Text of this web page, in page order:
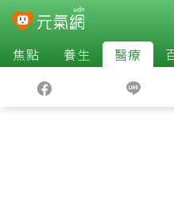
焦點 養生 醫療